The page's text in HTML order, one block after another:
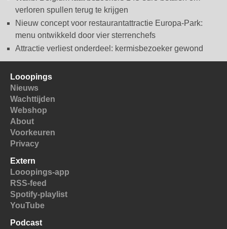
verloren spullen terug te krijgen
Nieuw concept voor restaurantattractie Europa-Park:
menu ontwikkeld door vier sterrenchefs
Attractie verliest onderdeel: kermisbezoeker gewond
Looopings
Nieuws
Wachttijden
Webshop
About
Voorkeuren
Privacy
Extern
Looopings-app
RSS-feed
Spotify-playlist
YouTube
Podcast